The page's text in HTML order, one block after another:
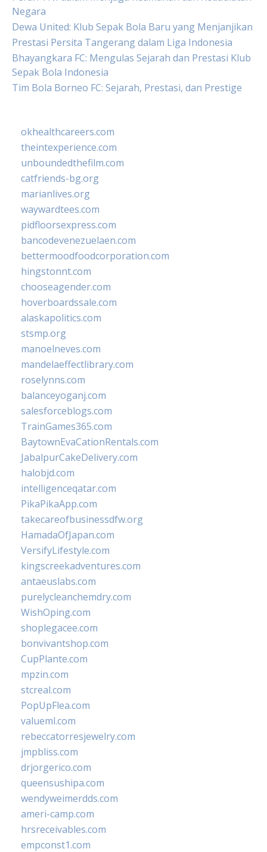
Negara
Dewa United: Klub Sepak Bola Baru yang Menjanjikan
Prestasi Persita Tangerang dalam Liga Indonesia
Bhayangkara FC: Mengulas Sejarah dan Prestasi Klub
Sepak Bola Indonesia
Tim Bola Borneo FC: Sejarah, Prestasi, dan Prestige
okhealthcareers.com
theintexperience.com
unboundedthefilm.com
catfriends-bg.org
marianlives.org
waywardtees.com
pidfloorsexpress.com
bancodevenezuelaen.com
bettermoodfoodcorporation.com
hingstonnt.com
chooseagender.com
hoverboardssale.com
alaskapolitics.com
stsmp.org
manoelneves.com
mandelaeffectlibrary.com
roselynns.com
balanceyoganj.com
salesforceblogs.com
TrainGames365.com
BaytownEvaCationRentals.com
JabalpurCakeDelivery.com
halobjd.com
intelligenceqatar.com
PikaPikaApp.com
takecareofbusinessdfw.org
HamadaOfJapan.com
VersifyLifestyle.com
kingscreekadventures.com
antaeuslabs.com
purelycleanchemdry.com
WishOping.com
shoplegacee.com
bonvivantshop.com
CupPlante.com
mpzin.com
stcreal.com
PopUpFlea.com
valueml.com
rebeccatorresjewelry.com
jmpbliss.com
drjorgerico.com
queensushipa.com
wendyweimerdds.com
ameri-camp.com
hrsreceivables.com
empconst1.com